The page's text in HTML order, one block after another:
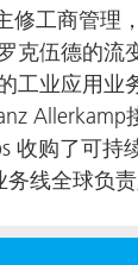
修工商管理
克伍德的流
工业应用业
Allerkamp
收购了可持
线全球负责